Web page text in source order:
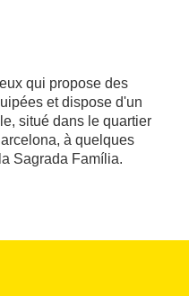
qui propose des
et dispose d'un
situé dans le quartier
à quelques
Sagrada Família.